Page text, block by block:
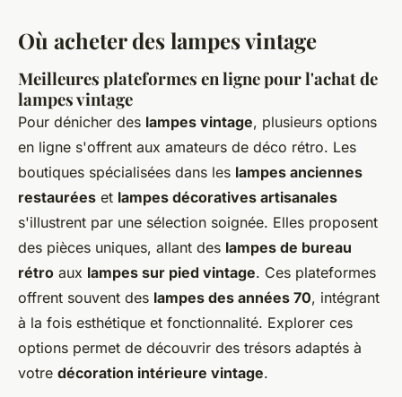
Où acheter des lampes vintage
Meilleures plateformes en ligne pour l'achat de
lampes vintage
Pour dénicher des lampes vintage, plusieurs options
en ligne s'offrent aux amateurs de déco rétro. Les
boutiques spécialisées dans les lampes anciennes
restaurées et lampes décoratives artisanales
s'illustrent par une sélection soignée. Elles proposent
des pièces uniques, allant des lampes de bureau
rétro aux lampes sur pied vintage. Ces plateformes
offrent souvent des lampes des années 70, intégrant
à la fois esthétique et fonctionnalité. Explorer ces
options permet de découvrir des trésors adaptés à
votre décoration intérieure vintage.